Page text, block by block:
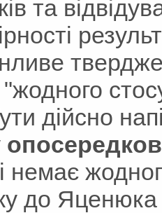
та
дійсно
немає
до